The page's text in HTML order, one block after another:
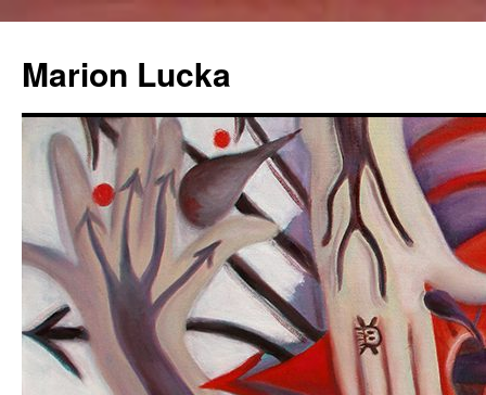
Marion Lucka